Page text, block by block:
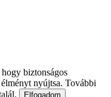
biztonságos
nyújtsa. További
Elfogadom